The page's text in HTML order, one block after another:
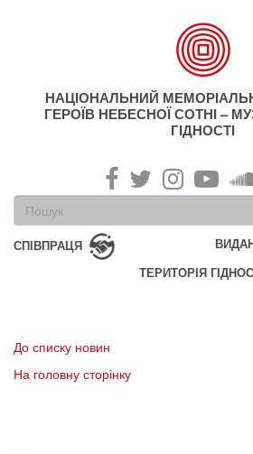
НАЦІОНАЛЬНИЙ
ГЕРОЇВ НЕБЕСНОЇ СОТНІ –
ГІДНОСТІ
Пошукова
форма
Пошук
СПІВПРАЦЯ
ТЕРИТОРІЯ
До списку новин
На головну сторінку